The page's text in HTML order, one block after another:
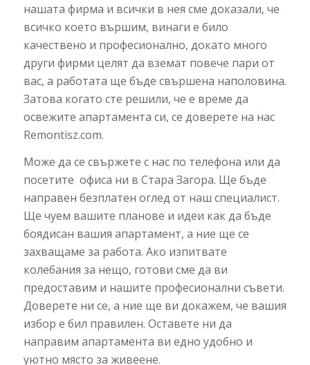
нашата фирма и всички в нея сме доказали, че
всичко което вършим, винаги е било
качествено и професионално, докато много
други фирми целят да вземат повече пари от
вас, а работата ще бъде свършена наполовина.
Затова когато сте решили, че е време да
освежите апартамента си, се доверете на нас
Remontisz.com.
Може да се свържете с нас по телефона или да
посетите офиса ни в Стара Загора. Ще бъде
направен безплатен оглед от наш специалист.
Ще чуем вашите планове и идеи как да бъде
боядисан вашия апартамент, а ние ще се
захващаме за работа. Ако изпитвате
колебания за нещо, готови сме да ви
предоставим и нашите професионални съвети.
Доверете ни се, а ние ще ви докажем, че вашия
избор е бил правилен. Оставете ни да
направим апартамента ви едно удобно и
уютно място за живеене.